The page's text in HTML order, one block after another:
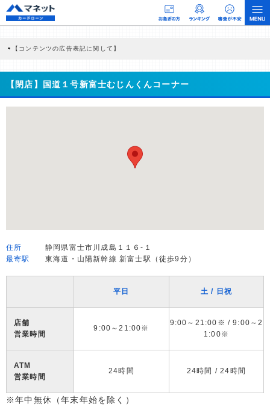
【コンテンツの広告表記に関して】
商品を根拠なくPRするものではなく、当編集部の調査／ユーザーへの口コミ収集な
どに基づき、公平性を担保した情報提供を行っています。
>提携企業一覧
【閉店】国道１号新富士むじんくんコーナー
住所
静岡県富士市川成島１１６-１
最寄駅
東海道・山陽新幹線 新富士駅（徒歩9分）
平日 土 / 日祝
店舗
営業時間
9:00～21:00※
9:00～21:00※ / 9:00～2
1:00※
ATM
営業時間
24時間 24時間 / 24時間
※年中無休（年末年始を除く）